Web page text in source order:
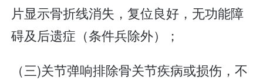
片显示骨折线消失，复位良好，无功能障
碍及后遗症（条件兵除外）；
（三)关节弹响排除骨关节疾病或损伤，不